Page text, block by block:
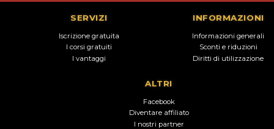
SERVIZI
Iscrizione gratuita
I corsi gratuiti
I vantaggi
INFORMAZIONI
Informazioni generali
Sconti e riduzioni
Diritti di utilizzazione
ALTRI
Facebook
Diventare affiliato
I nostri partner